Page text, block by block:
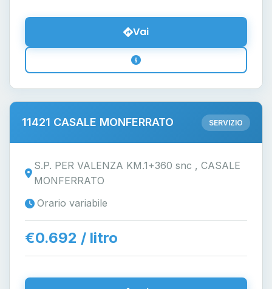
Vai
11421 CASALE MONFERRATO SERVIZIO
S.P. PER VALENZA KM.1+360 snc , CASALE
MONFERRATO
Orario variabile
€0.692 / litro